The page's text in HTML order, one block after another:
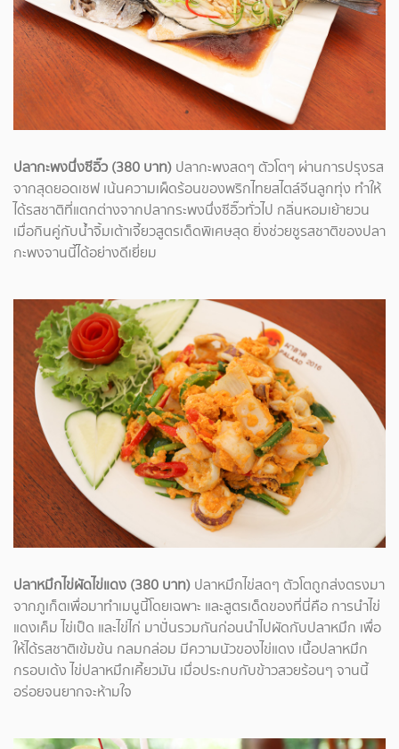
ปลากะพงนึ่งซีอิ๊ว (380 บาท) ปลากะพงสดๆ ตัวโตๆ ผ่านการปรุงรส
จากสุดยอดเชฟ เน้นความเผ็ดร้อนของพริกไทยสไตล์จีนลูกทุ่ง ทำให้
ได้รสชาติที่แตกต่างจากปลากระพงนึ่งซีอิ๊วทั่วไป กลิ่นหอมเย้ายวน
เมื่อกินคู่กับน้ำจิ้มเต้าเจี้ยวสูตรเด็ดพิเศษสุด ยิ่งช่วยชูรสชาติของปลา
กะพงจานนี้ได้อย่างดีเยี่ยม
ปลาหมึกไข่ผัดไข่แดง (380 บาท) ปลาหมึกไข่สดๆ ตัวโตถูกส่งตรงมา
จากภูเก็ตเพื่อมาทำเมนูนี้โดยเฉพาะ และสูตรเด็ดของที่นี่คือ การนำไข่
แดงเค็ม ไข่เป็ด และไข่ไก่ มาปั่นรวมกันก่อนนำไปผัดกับปลาหมึก เพื่อ
ให้ได้รสชาติเข้มข้น กลมกล่อม มีความนัวของไข่แดง เนื้อปลาหมึก
กรอบเด้ง ไข่ปลาหมึกเคี้ยวมัน เมื่อประกบกับข้าวสวยร้อนๆ จานนี้
อร่อยจนยากจะห้ามใจ